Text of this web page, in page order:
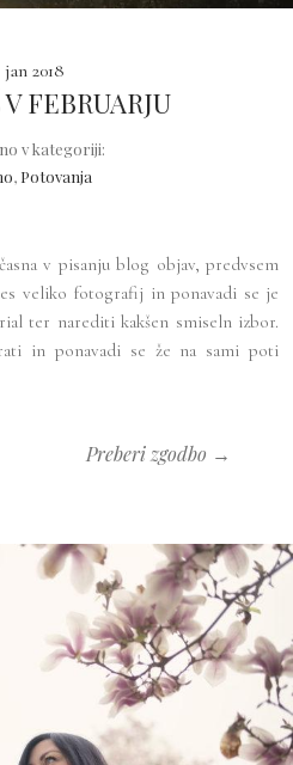
jan 2018
FEBRUARJU
v kategoriji:
, Potovanja
v pisanju blog objav, predvsem
veliko fotografij in ponavadi se je
ter narediti kakšen smiseln izbor.
in ponavadi se že na sami poti
Preberi zgodbo →